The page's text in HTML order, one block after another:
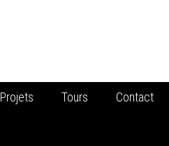
Projets Tours Contact